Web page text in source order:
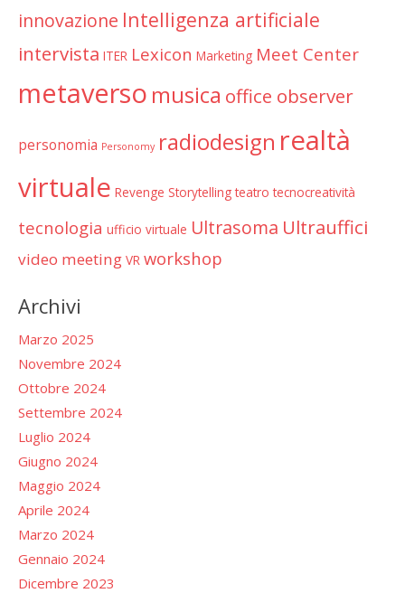
innovazione Intelligenza artificiale
intervista ITER Lexicon Marketing Meet Center
metaverso musica office observer
personomia Personomy radiodesign realtà
virtuale Revenge Storytelling teatro tecnocreatività
tecnologia ufficio virtuale Ultrasoma Ultrauffici
video meeting VR workshop
Archivi
Marzo 2025
Novembre 2024
Ottobre 2024
Settembre 2024
Luglio 2024
Giugno 2024
Maggio 2024
Aprile 2024
Marzo 2024
Gennaio 2024
Dicembre 2023